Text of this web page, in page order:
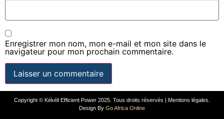
Enregistrer mon nom, mon e-mail et mon site dans le
navigateur pour mon prochain commentaire.
Copyright © Kékéli Efficient Power 2025. Tous droits réservés | Mentions légales.
Design By Go Africa Online